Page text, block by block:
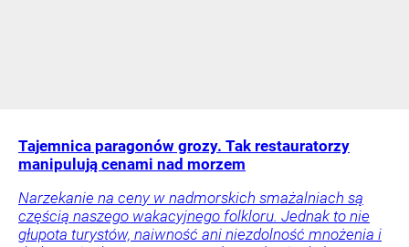
Tajemnica paragonów grozy. Tak restauratorzy
manipulują cenami nad morzem
Narzekanie na ceny w nadmorskich smażalniach są
częścią naszego wakacyjnego folkloru. Jednak to nie
głupota turystów, naiwność ani niezdolność mnożenia i